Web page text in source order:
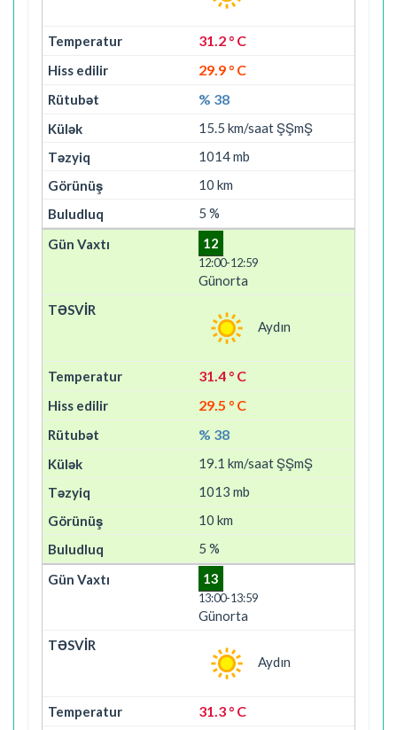
31.2 ° C
29.9 ° C
% 38
15.5 km/saat ŞŞmŞ
1014 mb
10 km
5 %
12
12:00-12:59
Günorta
Aydın
31.4 ° C
29.5 ° C
% 38
19.1 km/saat ŞŞmŞ
1013 mb
10 km
5 %
13
13:00-13:59
Günorta
Aydın
31.3 ° C